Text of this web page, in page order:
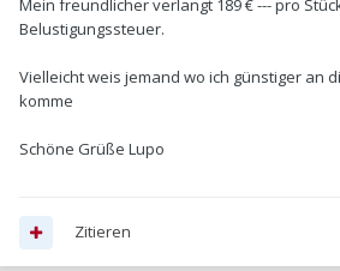
Mein freundlicher verlangt 189 € --- pro
Belustigungssteuer.
Vielleicht weis jemand wo ich günstiger an
komme
Schöne Grüße Lupo
Zitieren